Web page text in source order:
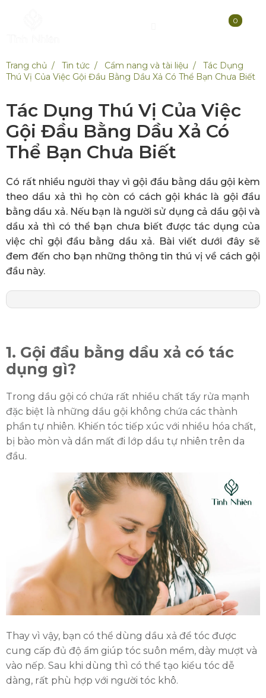
0
Trang chủ Tin tức Cẩm nang và tài liệu
Tác Dụng
Thú Vị Của Việc Gội Đầu Bằng Dầu Xả Có Thể Bạn Chưa Biết
Tác Dụng Thú Vị Của Việc
Gội Đầu Bằng Dầu Xả Có
Thể Bạn Chưa Biết
Có rất nhiều người thay vì gội đầu bằng dầu gội kèm
theo dầu xả thì họ còn có cách gội khác là gội đầu
bằng dầu xả. Nếu bạn là người sử dụng cả dầu gội và
dầu xả thì có thể bạn chưa biết được tác dụng của
việc chỉ gội đầu bằng dầu xả. Bài viết dưới đây sẽ
đem đến cho bạn những thông tin thú vị về cách gội
đầu này.
1. Gội đầu bằng dầu xả có tác
dụng gì?
Trong dầu gội có chứa rất nhiều chất tẩy rửa mạnh
đặc biệt là những dầu gội không chứa các thành
phần tự nhiên. Khiến tóc tiếp xúc với nhiều hóa chất,
bị bào mòn và dần mất đi lớp dầu tự nhiên trên da
đầu.
Thay vì vậy, bạn có thể dùng dầu xả để tóc được
cung cấp đủ độ ẩm giúp tóc suôn mềm, dày mượt và
vào nếp. Sau khi dùng thì có thể tạo kiểu tóc dễ
dàng, rất phù hợp với người tóc khô.
ĐĂNG KÝ TƯ VẤN MIỄN PHÍ